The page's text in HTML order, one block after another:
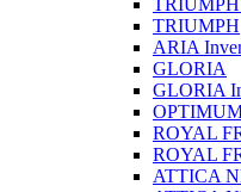
TRIUMPH
TRIUMPH
ARIA
GLORIA
GLORIA
ROYAL
ROYAL
ATTICA